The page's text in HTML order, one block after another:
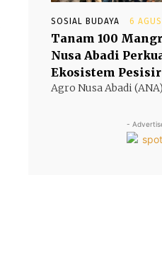
SOSIAL BUDAYA 6
Tanam 100
Nusa Abadi
Ekosistem Pesisir
Agro Nusa Abadi
-